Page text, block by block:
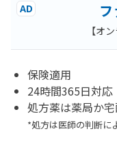
AD
【オ
保険適用
24時間365日対応
処方薬は薬局か
*処方は医師の判断に